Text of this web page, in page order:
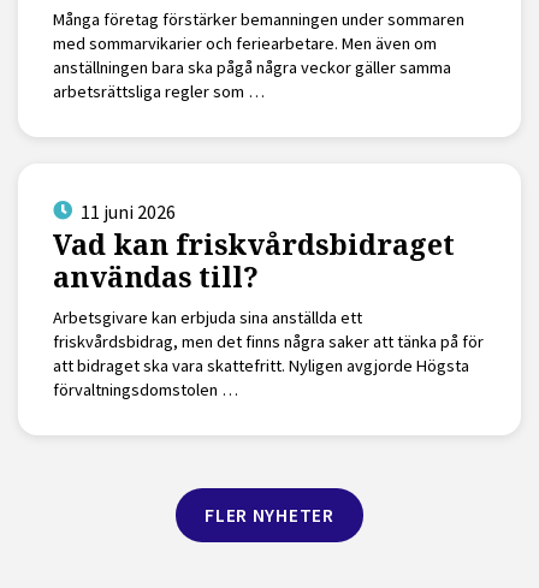
Många företag förstärker bemanningen under sommaren
med sommarvikarier och feriearbetare. Men även om
anställningen bara ska pågå några veckor gäller samma
arbetsrättsliga regler som …
11 juni 2026
Vad kan friskvårdsbidraget
användas till?
Arbetsgivare kan erbjuda sina anställda ett
friskvårdsbidrag, men det finns några saker att tänka på för
att bidraget ska vara skattefritt. Nyligen avgjorde Högsta
förvaltningsdomstolen …
FLER NYHETER